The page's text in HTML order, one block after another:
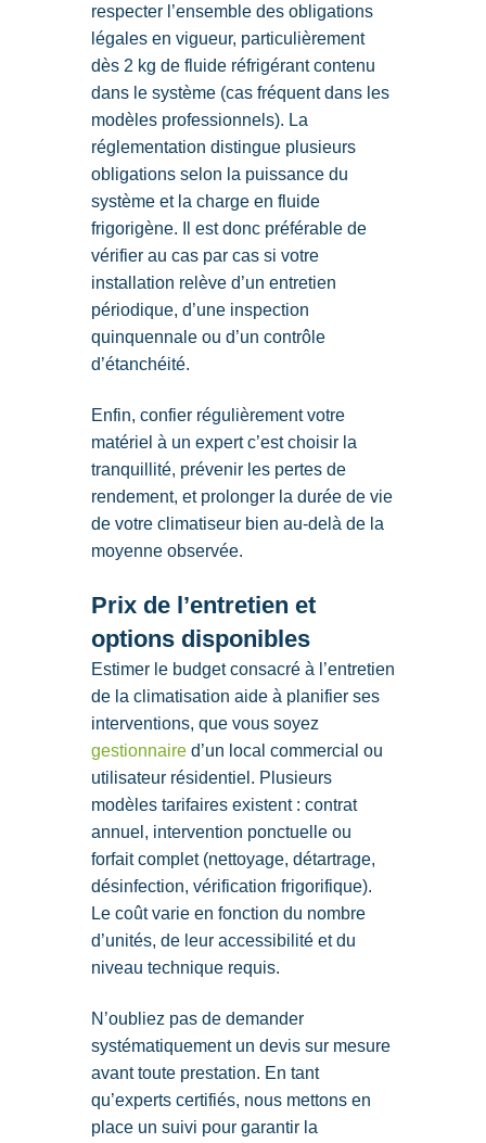
respecter l’ensemble des obligations
légales en vigueur, particulièrement
dès 2 kg de fluide réfrigérant contenu
dans le système (cas fréquent dans les
modèles professionnels). La
réglementation distingue plusieurs
obligations selon la puissance du
système et la charge en fluide
frigorigène. Il est donc préférable de
vérifier au cas par cas si votre
installation relève d’un entretien
périodique, d’une inspection
quinquennale ou d’un contrôle
d’étanchéité.
Enfin, confier régulièrement votre
matériel à un expert c’est choisir la
tranquillité, prévenir les pertes de
rendement, et prolonger la durée de vie
de votre climatiseur bien au-delà de la
moyenne observée.
Prix de l’entretien et
options disponibles
Estimer le budget consacré à l’entretien
de la climatisation aide à planifier ses
interventions, que vous soyez
gestionnaire d’un local commercial ou
utilisateur résidentiel. Plusieurs
modèles tarifaires existent : contrat
annuel, intervention ponctuelle ou
forfait complet (nettoyage, détartrage,
désinfection, vérification frigorifique).
Le coût varie en fonction du nombre
d’unités, de leur accessibilité et du
niveau technique requis.
N’oubliez pas de demander
systématiquement un devis sur mesure
avant toute prestation. En tant
qu’experts certifiés, nous mettons en
place un suivi pour garantir la